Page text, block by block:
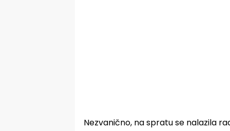
Nezvanično, na spratu se nalazila